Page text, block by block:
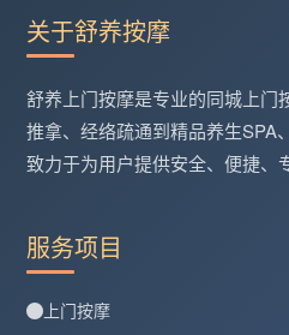
关于舒养按摩
舒养上门按摩是专业的同城上门
推拿、经络疏通到精品养生SPA
致力于为用户提供安全、便捷、
服务项目
上门按摩